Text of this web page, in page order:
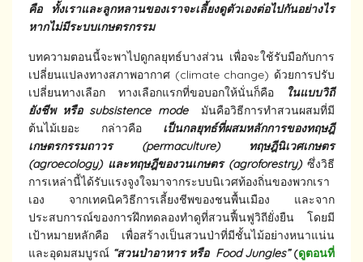
คือ ทั้งเราและลูกหลานของเราจะเลี้ยงดูตัวเองต่อไปกันอย่างไร
หากไม่มีระบบเกษตรกรรม
บทความตอนนี้จะพาไปดูกลยุทธ์บางส่วน เพื่อจะใช้รับมือกับการ
เปลี่ยนแปลงทางสภาพอากาศ (climate change) ด้วยการปรับ
เปลี่ยนทางเลือก ทางเลือกแรกที่ขอบอกให้นั่นก็คือ
ในแบบวิถี
ยังชีพ หรือ subsistence modeมันคือวิธีการทำสวนผสมที่มี
ต้นไม้เยอะ กล่าวคือ เป็นกลยุทธ์ที่ผสมหลักการของทฤษฎี
เกษตรกรรมถาวร (permaculture) ทฤษฎีนิเวศเกษตร
(agroecology) และทฤษฎีของวนเกษตร (agroforestry) ซึ่งวิธี
การเหล่านี้ได้รับแรงจูงใจมาจากระบบนิเวศท้องถิ่นของพวกเรา
เอง จากเทคนิควิธีการเลี้ยงชีพของชนพื้นเมือง และจาก
ประสบการณ์ของการฝึกทดลองทำดูที่สวนฟื้นฟูวิถียั่งยืน โดยมี
เป้าหมายหลักคือ เพื่อสร้างเป็นสวนป่าที่มีชั้นไม้อย่างหนาแน่น
และอุดมสมบูรณ์ “สวนป่าอาหาร หรือ Food Jungles”(ดูตอนที่